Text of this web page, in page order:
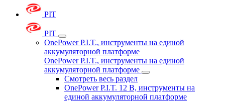
PIT
PIT
OnePower P.I.T., инструменты на единой
аккумуляторной платформе
OnePower P.I.T., инструменты на единой
аккумуляторной платформе
Смотреть весь раздел
OnePower P.I.T. 12 В, инструменты на
единой аккумуляторной платформе